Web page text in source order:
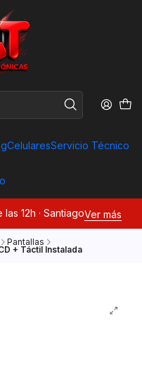
CelularesServicio Técnico
12h · SantiagoVer más
Pantallas
+ Táctil Instalada